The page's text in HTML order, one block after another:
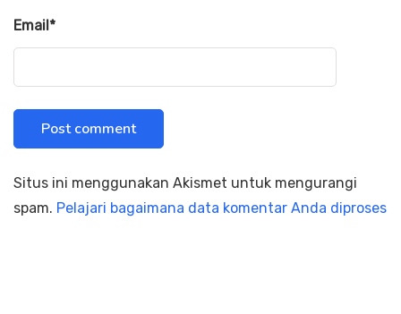
Email*
Situs ini menggunakan Akismet untuk mengurangi
spam. Pelajari bagaimana data komentar Anda diproses